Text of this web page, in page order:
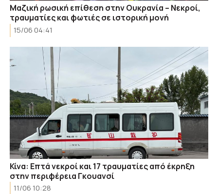
Μαζική ρωσική επίθεση στην Ουκρανία – Νεκροί,
τραυματίες και φωτιές σε ιστορική μονή
15/06 04:41
Κίνα: Επτά νεκροί και 17 τραυματίες από έκρηξη
στην περιφέρεια Γκουανσί
11/06 10:28